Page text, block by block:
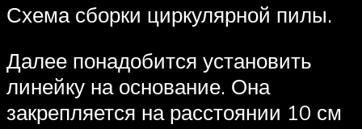
Схема сборки циркулярной пилы.
Далее понадобится установить
линейку на основание. Она
закрепляется на расстоянии 10 см